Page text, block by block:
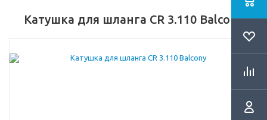
Катушка для шланга CR 3.110 Balcony